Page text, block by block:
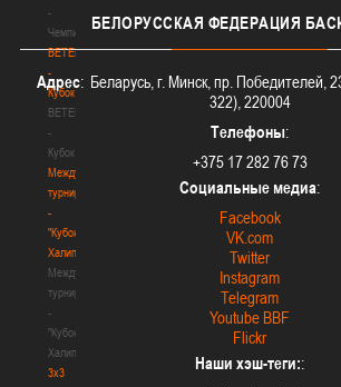
-
Чемпионат
BETERA
-
Кубок
BETERA
-
Кубок
Международный
турнир
-
"Кубок
Халипского"
Международный
турнир
-
"Кубок
Халипского"
3x3
БЕЛОРУССКАЯ ФЕДЕРАЦИЯ
Адрес: Беларусь, г. Минск, пр. Победителей,
322), 220004
Телефоны:
+375 17 282 76 73
Социальные медиа:
Facebook
VK.com
Twitter
Instagram
Telegram
Youtube BBF
Flickr
Наши хэш-теги::